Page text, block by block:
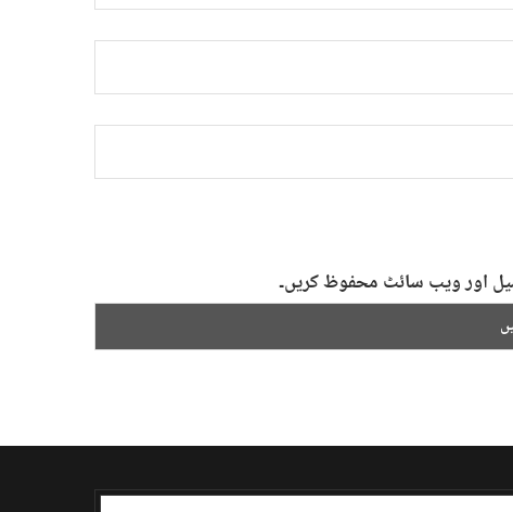
اور ویب سائٹ محفوظ کریں۔